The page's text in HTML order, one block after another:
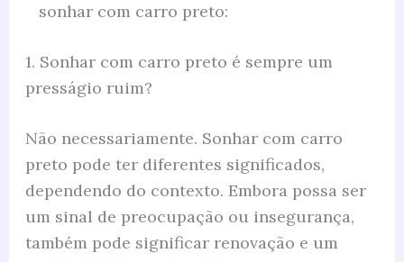
sonhar com carro preto:
1. Sonhar com carro preto é sempre um
presságio ruim?
Não necessariamente. Sonhar com carro
preto pode ter diferentes significados,
dependendo do contexto. Embora possa ser
um sinal de preocupação ou insegurança,
também pode significar renovação e um